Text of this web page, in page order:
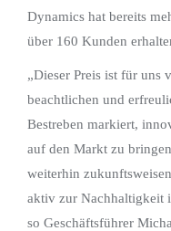
Dynamics hat bereits
über 160 Kunden
„Dieser Preis ist für uns
beachtlichen und
Bestreben markiert,
auf den Markt zu
weiterhin
aktiv zur Nachhaltigkeit
so Geschäftsführer